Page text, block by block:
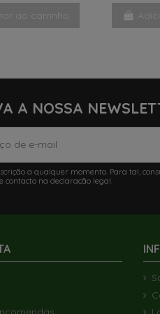
ao carrinho
A NOSSA
a qualquer momento. Para tal,
contacto na declaração legal.